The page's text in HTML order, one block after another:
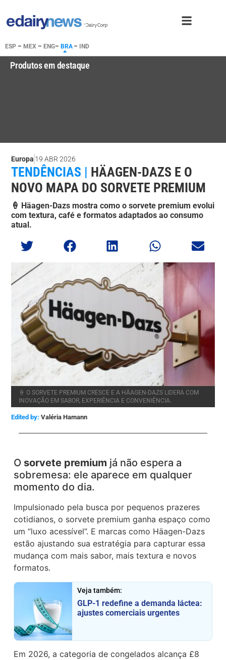
ESP – MEX – ENG– BRA– IND
Produtos em destaque
Europa 19 ABR 2026
TENDÊNCIAS | HÄAGEN-DAZS E O
NOVO MAPA DO SORVETE PREMIUM
🍦 Häagen-Dazs mostra como o sorvete premium evolui
com textura, café e formatos adaptados ao consumo
atual.
🍦 O SORVETE PREMIUM CRESCE E A HÄAGEN-DAZS LIDERA COM
INOVAÇÃO EM SABOR, EXPERIÊNCIA E CONVENIÊNCIA.
Edited by: Valéria Hamann
O sorvete premium já não espera a
sobremesa: ele aparece em qualquer
momento do dia.
Impulsionado pela busca por pequenos prazeres
cotidianos, o sorvete premium ganha espaço como
um “luxo acessível”. E marcas como Häagen-Dazs
estão ajustando sua estratégia para capturar essa
mudança com mais sabor, mais textura e novos
formatos.
Veja também:
GLP-1 redefine a demanda láctea:
ajustes comerciais urgentes
Em 2026, a categoria de congelados alcança £8